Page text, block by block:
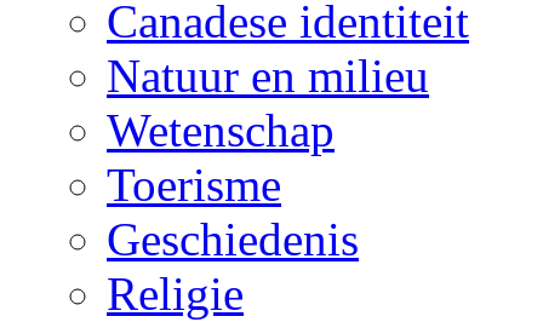
Canadese identiteit
Natuur en milieu
Wetenschap
Toerisme
Geschiedenis
Religie